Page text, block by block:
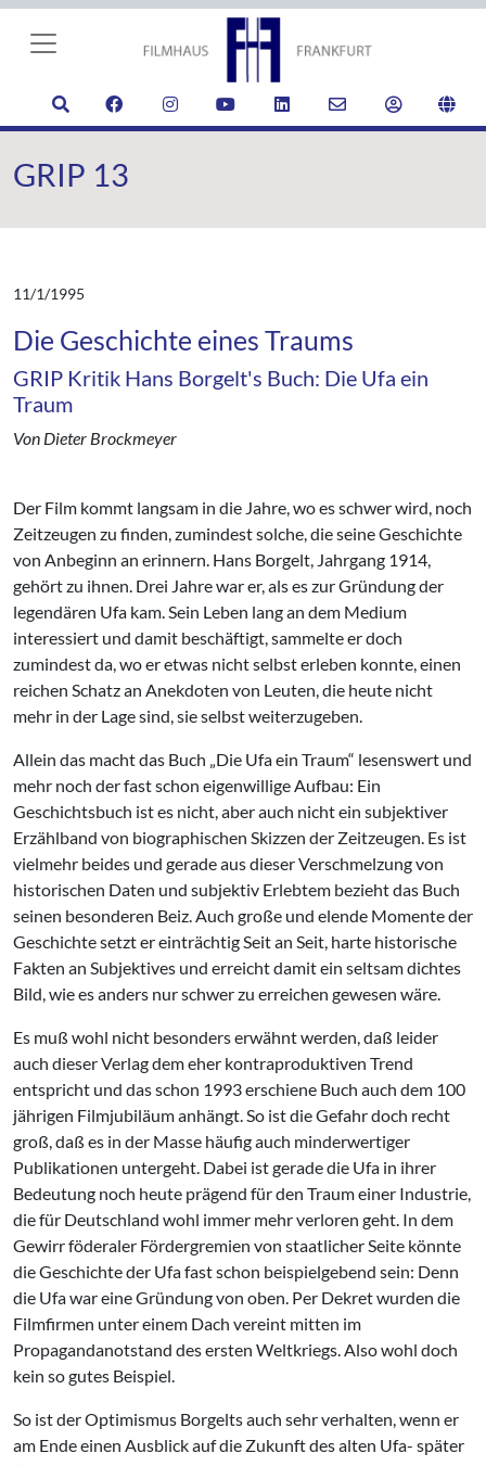
GRIP 13
11/1/1995
Die Geschichte eines Traums
GRIP Kritik Hans Borgelt's Buch: Die Ufa ein
Traum
Von Dieter Brockmeyer
Der Film kommt langsam in die Jahre, wo es schwer wird, noch
Zeitzeugen zu finden, zumindest solche, die seine Geschichte
von Anbeginn an erinnern. Hans Borgelt, Jahrgang 1914,
gehört zu ihnen. Drei Jahre war er, als es zur Gründung der
legendären Ufa kam. Sein Leben lang an dem Medium
interessiert und damit beschäftigt, sammelte er doch
zumindest da, wo er etwas nicht selbst erleben konnte, einen
reichen Schatz an Anekdoten von Leuten, die heute nicht
mehr in der Lage sind, sie selbst weiterzugeben.
Allein das macht das Buch „Die Ufa ein Traum“ lesenswert und
mehr noch der fast schon eigenwillige Aufbau: Ein
Geschichtsbuch ist es nicht, aber auch nicht ein subjektiver
Erzählband von biographischen Skizzen der Zeitzeugen. Es ist
vielmehr beides und gerade aus dieser Verschmelzung von
historischen Daten und subjektiv Erlebtem bezieht das Buch
seinen besonderen Beiz. Auch große und elende Momente der
Geschichte setzt er einträchtig Seit an Seit, harte historische
Fakten an Subjektives und erreicht damit ein seltsam dichtes
Bild, wie es anders nur schwer zu erreichen gewesen wäre.
Es muß wohl nicht besonders erwähnt werden, daß leider
auch dieser Verlag dem eher kontraproduktiven Trend
entspricht und das schon 1993 erschiene Buch auch dem 100
jährigen Filmjubiläum anhängt. So ist die Gefahr doch recht
groß, daß es in der Masse häufig auch minderwertiger
Publikationen untergeht. Dabei ist gerade die Ufa in ihrer
Bedeutung noch heute prägend für den Traum einer Industrie,
die für Deutschland wohl immer mehr verloren geht. In dem
Gewirr föderaler Fördergremien von staatlicher Seite könnte
die Geschichte der Ufa fast schon beispielgebend sein: Denn
die Ufa war eine Gründung von oben. Per Dekret wurden die
Filmfirmen unter einem Dach vereint mitten im
Propagandanotstand des ersten Weltkriegs. Also wohl doch
kein so gutes Beispiel.
So ist der Optimismus Borgelts auch sehr verhalten, wenn er
am Ende einen Ausblick auf die Zukunft des alten Ufa- später